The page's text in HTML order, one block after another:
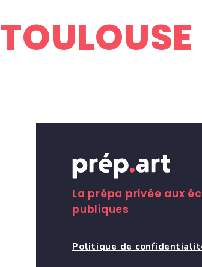
La prépa privée aux
publiques
Politique de